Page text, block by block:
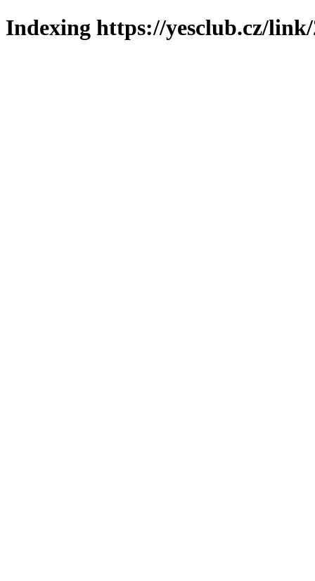
Indexing https://yesclub.cz/link/